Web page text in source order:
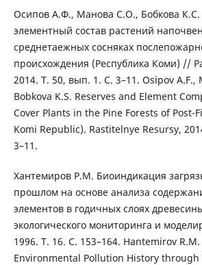
Осипов А.Ф., Манова С.О., Бобкова К.С.
элементный состав растений
среднетаежных сосняках
происхождения (Республика Коми) //
2014. Т. 50, вып. 1. С. 3–11. Osipov A.F.,
Bobkova K.S. Reserves and Element
Cover Plants in the Pine Forests of Post-
Komi Republic). Rastitelnye Resursy,
3–11.
Хантемиров Р.М. Биоиндикация
прошлом на основе анализа
элементов в годичных слоях
экологического мониторинга и
1996. Т. 16. С. 153–164. Hantemirov
Environmental Pollution History through